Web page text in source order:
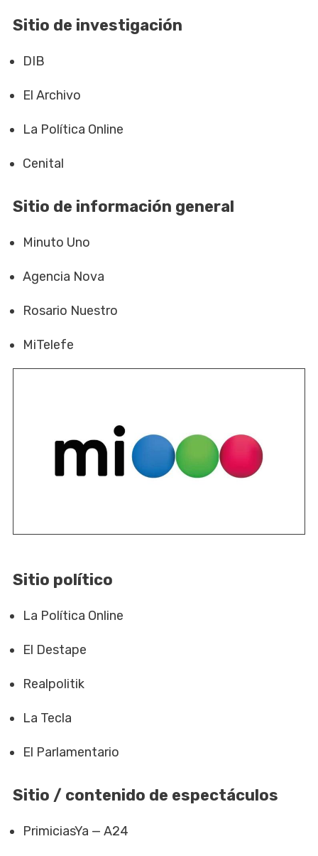
Sitio de investigación
DIB
El Archivo
La Política Online
Cenital
Sitio de información general
Minuto Uno
Agencia Nova
Rosario Nuestro
MiTelefe
Sitio político
La Política Online
El Destape
Realpolitik
La Tecla
El Parlamentario
Sitio / contenido de espectáculos
PrimiciasYa — A24